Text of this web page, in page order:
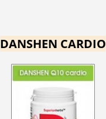
DANSHEN CARDIO